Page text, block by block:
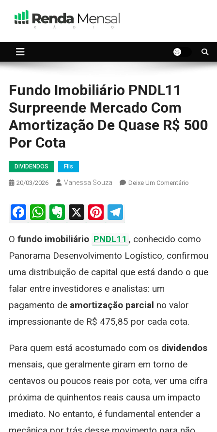
Fundo Imobiliário PNDL11
Surpreende Mercado Com
Amortização De Quase R$ 500
Por Cota
DIVIDENDOS FIIs
20/03/2026 Vanessa Souza Deixe Um ComentárioOn
Mercado
De
500
Facebook
WhatsApp
Evernote
X Pinterest
Telegram
O fundo imobiliário PNDL11 , conhecido como
Panorama Desenvolvimento Logístico, confirmou
uma distribuição de capital que está dando o que
falar entre investidores e analistas: um
pagamento de amortização parcial no valor
impressionante de R$ 475,85 por cada cota.
Para quem está acostumado com os dividendos
mensais, que geralmente giram em torno de
centavos ou poucos reais por cota, ver uma cifra
próxima de quinhentos reais causa um impacto
imediato. No entanto, é fundamental entender a